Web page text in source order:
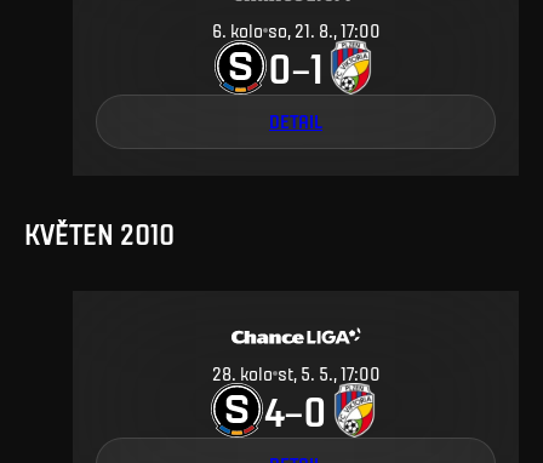
6. kolo so, 21. 8., 17:00
0–1
DETAIL
KVĚTEN 2010
28. kolo st, 5. 5., 17:00
4–0